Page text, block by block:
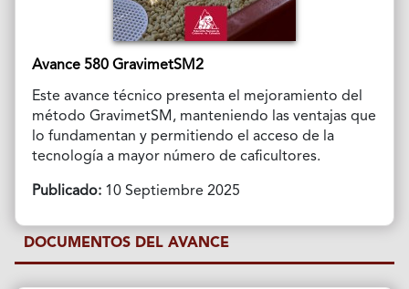
Avance 580 GravimetSM2
Este avance técnico presenta el mejoramiento del
método GravimetSM, manteniendo las ventajas que
lo fundamentan y permitiendo el acceso de la
tecnología a mayor número de caficultores.
Publicado:10 Septiembre 2025
DOCUMENTOS DEL AVANCE